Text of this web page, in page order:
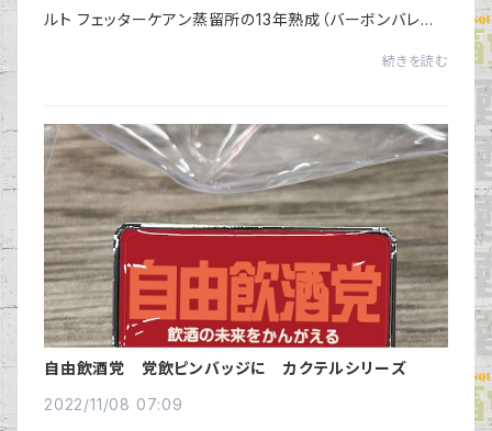
ルト フェッターケアン蒸留所の13年熟成（バーボンバレル）
続きを読む
自由飲酒党 党飲ピンバッジに カクテルシリーズ
2022/11/08 07:09